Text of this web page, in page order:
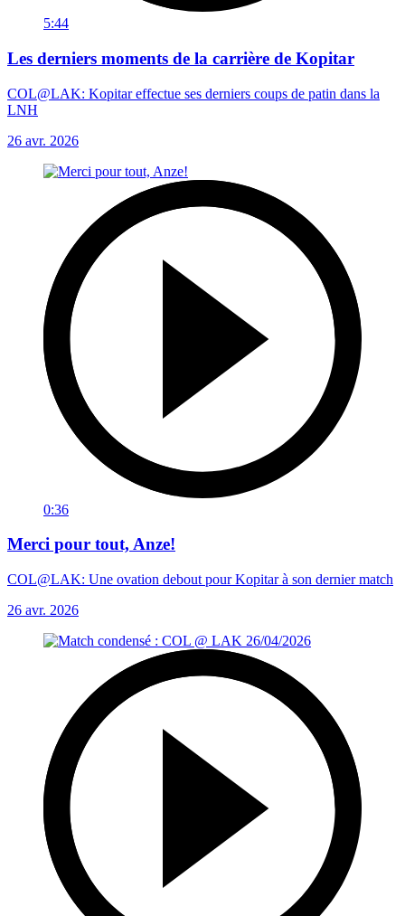
5:44
Les derniers moments de la carrière de Kopitar
COL@LAK: Kopitar effectue ses derniers coups de patin dans la
LNH
26 avr. 2026
0:36
Merci pour tout, Anze!
COL@LAK: Une ovation debout pour Kopitar à son dernier match
26 avr. 2026